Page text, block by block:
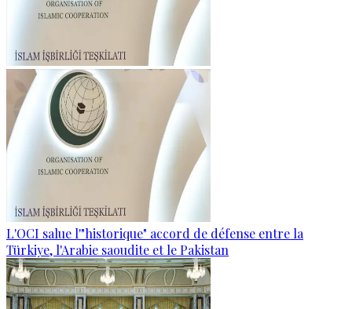
L'OCI salue l'"historique" accord de défense entre la
Türkiye, l'Arabie saoudite et le Pakistan